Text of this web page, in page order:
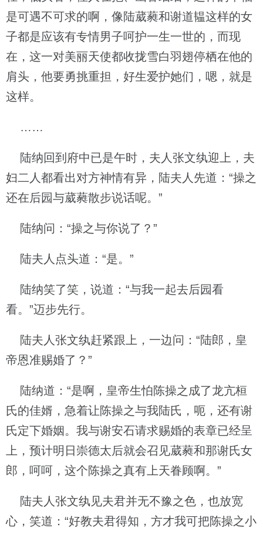
是可遇不可求的啊，像陆葳蕤和谢道韫这样的女
子都是应该有专情男子呵护一生一世的，而现
在，这一对美丽天使都收拢雪白羽翅停栖在他的
肩头，他要勇挑重担，好生爱护她们，嗯，就是
这样。
……
陆纳回到府中已是午时，夫人张文纨迎上，夫
妇二人都看出对方神情有异，陆夫人先道：“操之
还在后园与葳蕤散步说话呢。”
陆纳问：“操之与你说了？”
陆夫人点头道：“是。”
陆纳笑了笑，说道：“与我一起去后园看
看。”迈步先行。
陆夫人张文纨赶紧跟上，一边问：“陆郎，皇
帝恩准赐婚了？”
陆纳道：“是啊，皇帝生怕陈操之成了龙亢桓
氏的佳婿，急着让陈操之与我陆氏，呃，还有谢
氏定下婚姻。我与谢安石请求赐婚的表章已经呈
上，预计明日崇德太后就会召见葳蕤和那谢氏女
郎，呵呵，这个陈操之真有上天眷顾啊。”
陆夫人张文纨见夫君并无不豫之色，也放宽
心，笑道：“好教夫君得知，方才我可把陈操之小